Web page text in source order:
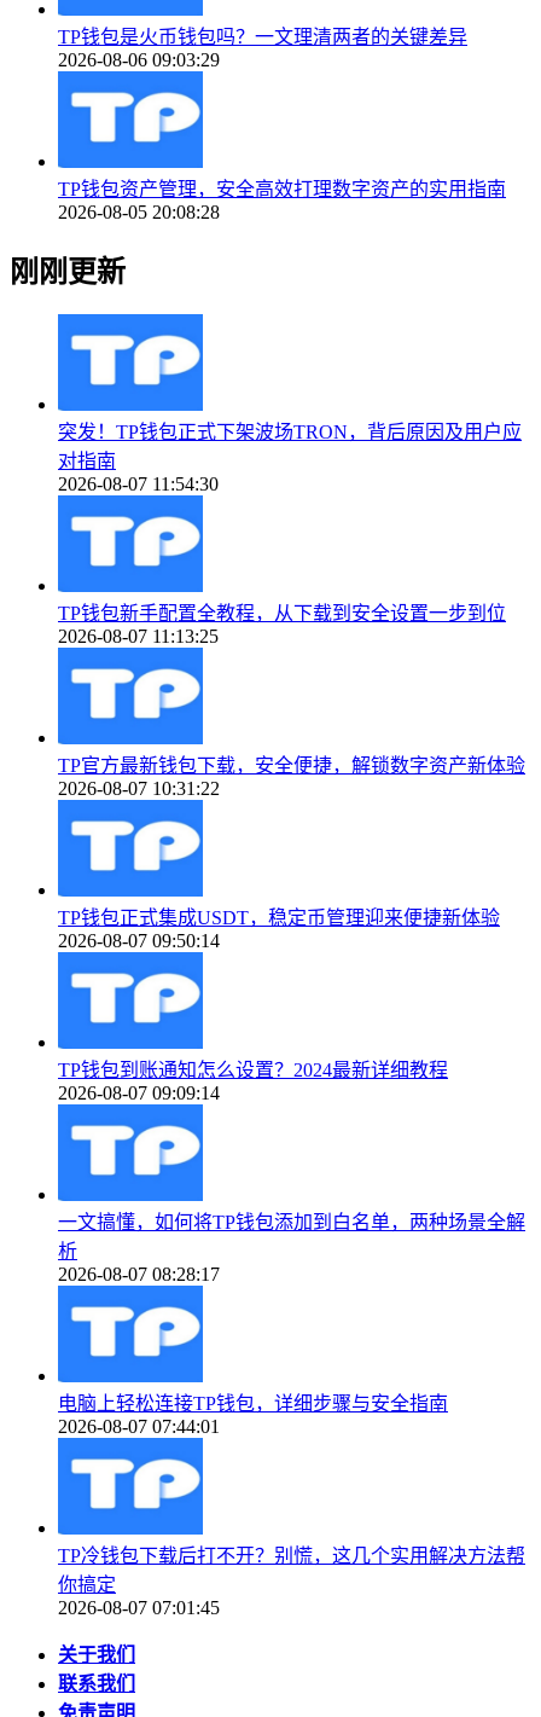
TP钱包是火币钱包吗？一文理清两者的关键差异
2026-08-06 09:03:29
TP钱包资产管理，安全高效打理数字资产的实用指南
2026-08-05 20:08:28
刚刚更新
突发！TP钱包正式下架波场TRON，背后原因及用户应
对指南
2026-08-07 11:54:30
TP钱包新手配置全教程，从下载到安全设置一步到位
2026-08-07 11:13:25
TP官方最新钱包下载，安全便捷，解锁数字资产新体验
2026-08-07 10:31:22
TP钱包正式集成USDT，稳定币管理迎来便捷新体验
2026-08-07 09:50:14
TP钱包到账通知怎么设置？2024最新详细教程
2026-08-07 09:09:14
一文搞懂，如何将TP钱包添加到白名单，两种场景全解
析
2026-08-07 08:28:17
电脑上轻松连接TP钱包，详细步骤与安全指南
2026-08-07 07:44:01
TP冷钱包下载后打不开？别慌，这几个实用解决方法帮
你搞定
2026-08-07 07:01:45
关于我们
联系我们
免责声明